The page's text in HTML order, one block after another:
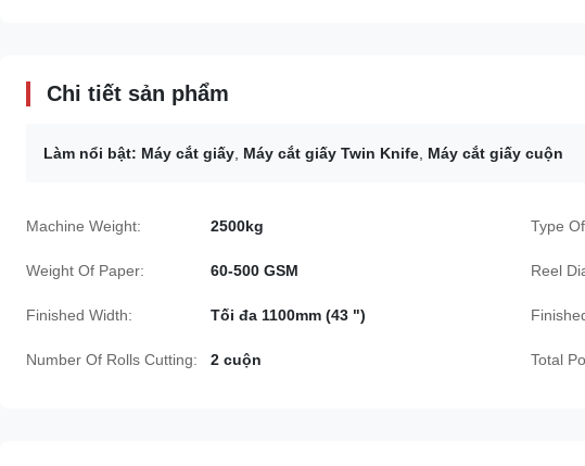
Chi tiết sản phẩm
Làm nổi bật: Máy cắt giấy Máy cắt giấy Twin Knife Máy cắt giấy cuộn
Machine Weight: 2500kg Type
Weight Of Paper: 60-500 GSM Reel
Finished Width: Tối đa 1100mm (43 ")
Number Of Rolls Cutting: 2 cuộn Total